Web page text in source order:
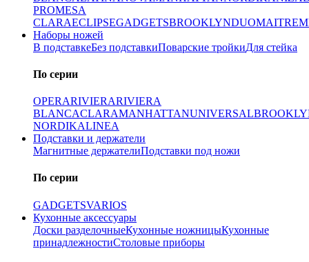
PROMESA
CLARAECLIPSEGADGETSBROOKLYNDUOMAITRE
Наборы ножей
В подставкеБез подставкиПоварские тройкиДля стейка
По серии
OPERARIVIERARIVIERA
BLANCACLARAMANHATTANUNIVERSAL
NORDIKALINEA
Подставки и держатели
Магнитные держателиПодставки под ножи
По серии
GADGETSVARIOS
Кухонные аксессуары
Доски разделочныеКухонные ножницыКухонные
принадлежностиСтоловые приборы